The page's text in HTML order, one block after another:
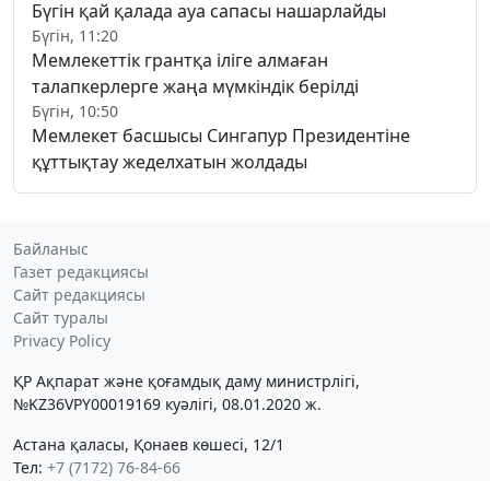
Бүгін қай қалада ауа сапасы нашарлайды
Бүгін, 11:20
Мемлекеттік грантқа іліге алмаған
талапкерлерге жаңа мүмкіндік берілді
Бүгін, 10:50
Мемлекет басшысы Сингапур Президентіне
құттықтау жеделхатын жолдады
Байланыс
Газет редакциясы
Сайт редакциясы
Сайт туралы
Privacy Policy
ҚР Ақпарат және қоғамдық даму министрлігі,
№KZ36VPY00019169 куәлігі, 08.01.2020 ж.
Астана қаласы, Қонаев көшесі, 12/1
Тел: +7 (7172) 76-84-66